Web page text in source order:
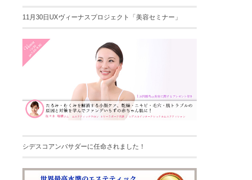
11月30日UXヴィーナスプロジェクト「美容セミナー」
シデスコアンバサダーに任命されました！